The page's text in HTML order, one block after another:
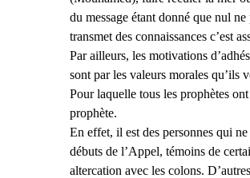
du message étant donné que nul
transmet des connaissances c’est
Par ailleurs, les motivations
sont par les valeurs morales qu’ils
Pour laquelle tous les prophètes
prophète.
En effet, il est des personnes qui
débuts de l’Appel, témoins de
altercation avec les colons.